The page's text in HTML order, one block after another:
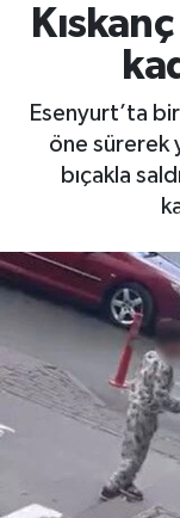
Esenyurt’ta
öne sürerek
bıçakla